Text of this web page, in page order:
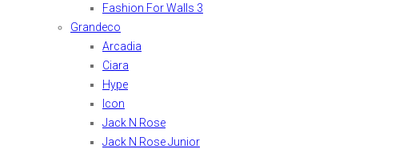
Fashion For Walls 3
Grandeco
Arcadia
Ciara
Hype
Icon
Jack N Rose
Jack N Rose Junior